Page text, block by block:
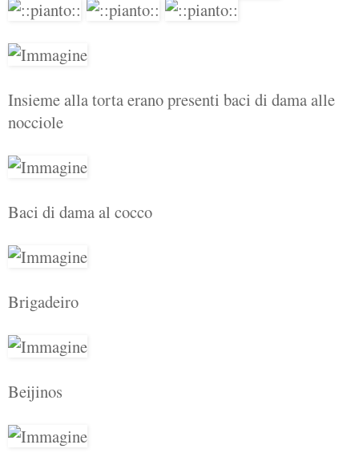
Insieme alla torta erano presenti baci di dama alle
nocciole
Baci di dama al cocco
Brigadeiro
Beijinos